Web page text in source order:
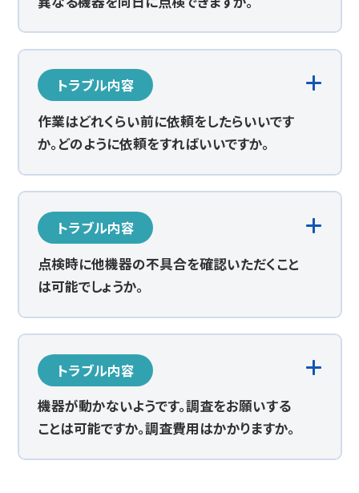
トラブル内容
作業はどれくらい前に依頼をしたらいいです
か。どのように依頼をすればいいですか。
トラブル内容
点検時に他機器の不具合を確認いただくこと
は可能でしょうか。
トラブル内容
機器が動かないようです。調査をお願いする
ことは可能ですか。調査費用はかかりますか。